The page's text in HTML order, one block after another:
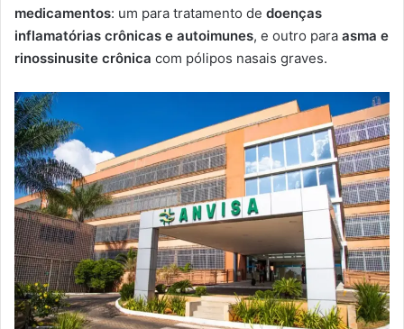
m
a
medicamentos: um para tratamento de doenças
inflamatórias crônicas e autoimunes, e outro para asma e
rinossinusite crônica com pólipos nasais graves.